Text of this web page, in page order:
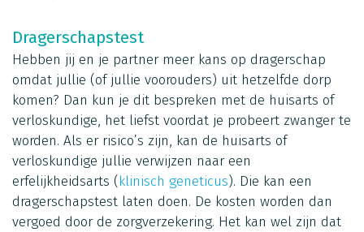
Dragerschapstest
Hebben jij en je partner meer kans op dragerschap
omdat jullie (of jullie voorouders) uit hetzelfde dorp
komen? Dan kun je dit bespreken met de huisarts of
verloskundige, het liefst voordat je probeert zwanger te
worden. Als er risico’s zijn, kan de huisarts of
verloskundige jullie verwijzen naar een
erfelijkheidsarts (klinisch geneticus). Die kan een
dragerschapstest laten doen. De kosten worden dan
vergoed door de zorgverzekering. Het kan wel zijn dat